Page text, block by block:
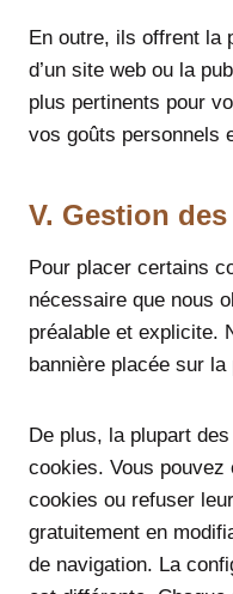
En outre, ils offrent la
d’un site web ou la
plus pertinents pour
vos goûts personnels
V. Gestion
Pour placer certains
nécessaire que nous
préalable et explicite.
bannière placée sur la
De plus, la plupart
cookies. Vous pouvez
cookies ou refuser
gratuitement en
de navigation. La